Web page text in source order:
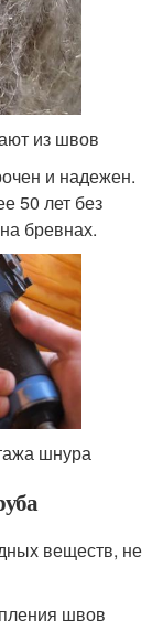
из швов
и надежен.
50 лет без
бревнах.
шнура
веществ, не
швов